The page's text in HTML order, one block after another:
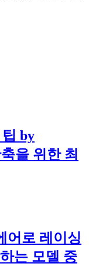
by
을 위한 최
어로 레이싱
는 모델 중